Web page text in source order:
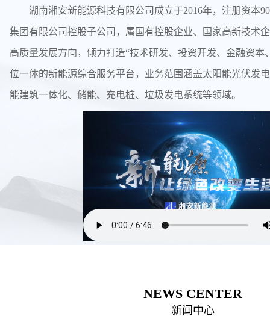
湖南湘安新能源科技有限公司成立于2016年，注册资本
集团有限公司控股子公司，属国有控股企业、国家高新技术
高质量发展方向，倾力打造“技术研发、投资开发、金融资本
位一体的新能源综合服务平台，业务范围涵盖太阳能光伏发
能建筑一体化、储能、充电桩、垃圾发电系统等领域。
NEWS CENTER
新闻中心